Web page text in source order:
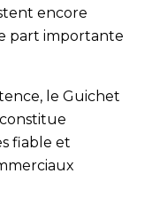
encore
part importante
le Guichet
fiable et